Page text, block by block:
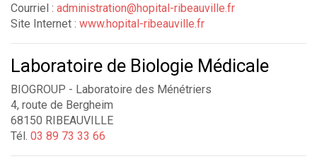
Courriel : administration@hopital-ribeauville.fr
Site Internet : www.hopital-ribeauville.fr
Laboratoire de Biologie Médicale
BIOGROUP - Laboratoire des Ménétriers
4, route de Bergheim
68150 RIBEAUVILLE
Tél. 03 89 73 33 66